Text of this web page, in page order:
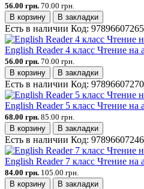
56.00 грн. 70.00 грн.
В корзину
В закладки
Есть в наличии Код:
English Reader 4 класс Чтение на
56.00 грн. 70.00 грн.
В корзину
В закладки
Есть в наличии Код:
English Reader 5 класс Чтение на
68.00 грн. 85.00 грн.
В корзину
В закладки
Есть в наличии Код:
English Reader 7 класс Чтение на
84.00 грн. 105.00 грн.
В корзину
В закладки